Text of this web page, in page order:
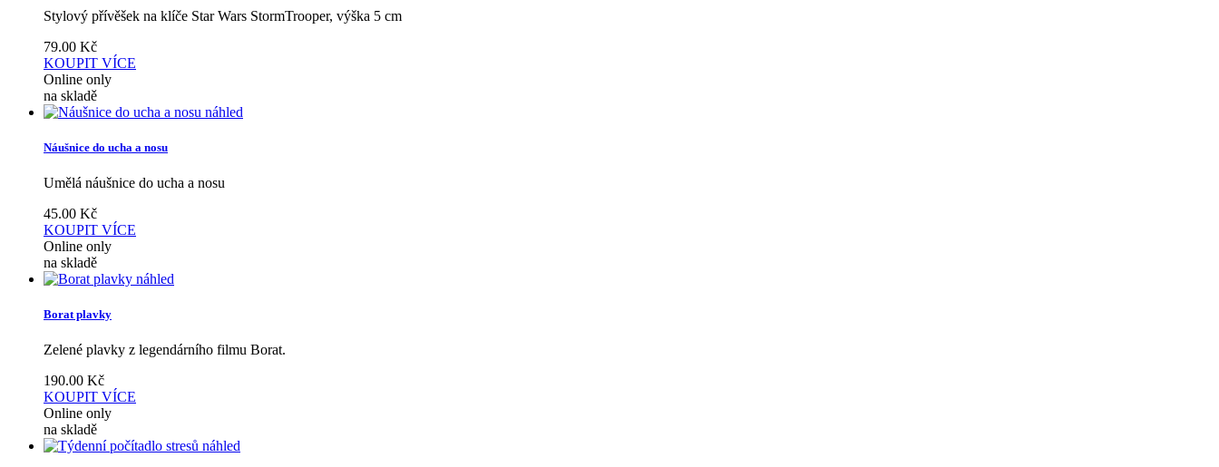
Stylový přívěšek na klíče Star Wars StormTrooper, výška 5 cm
79.00 Kč
KOUPIT VÍCE
Online only
na skladě
náhled
Náušnice do ucha a nosu
Umělá náušnice do ucha a nosu
45.00 Kč
KOUPIT VÍCE
Online only
na skladě
náhled
Borat plavky
Zelené plavky z legendárního filmu Borat.
190.00 Kč
KOUPIT VÍCE
Online only
na skladě
náhled